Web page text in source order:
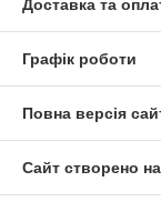
Доставка та
Графік роботи
Повна версія
Сайт створено